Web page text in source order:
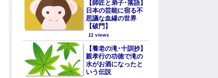
【師匠と弟子･落語】
日本の芸能に宿る不
思議な血縁の世界
【破門】
11 views
【養老の滝･十訓抄】
親孝行の功徳で滝の
水がお酒になったと
いう伝説